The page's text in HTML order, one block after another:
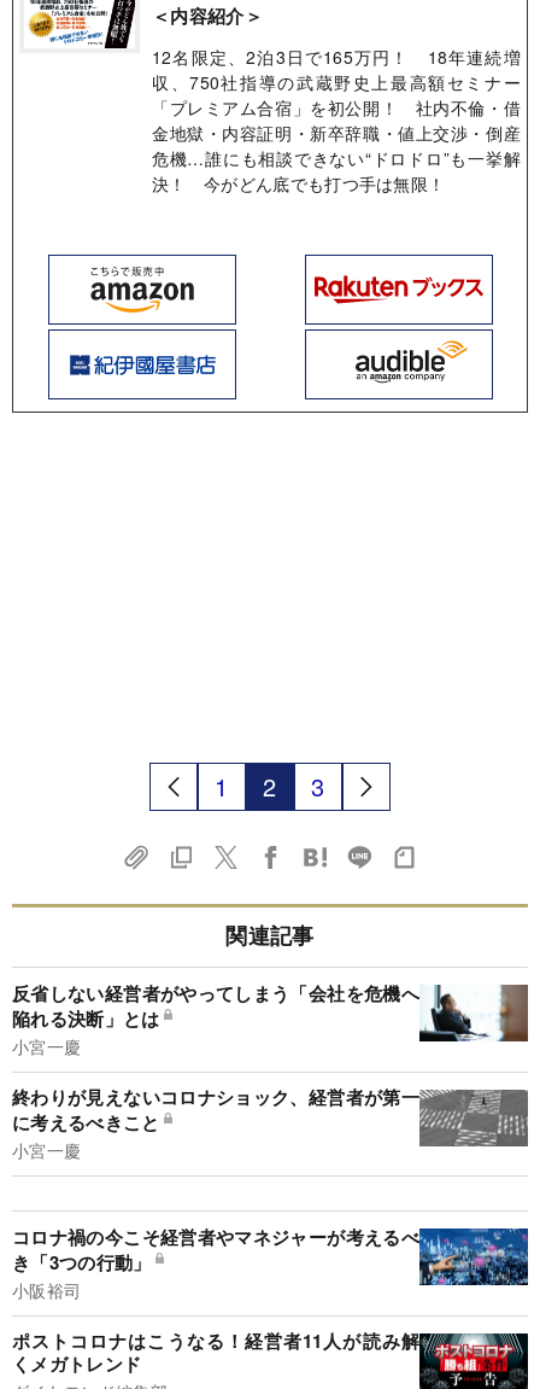
＜内容紹介＞
12名限定、2泊3日で165万円！ 18年連続増
収、750社指導の武蔵野史上最高額セミナー
「プレミアム合宿」を初公開！ 社内不倫・借
金地獄・内容証明・新卒辞職・値上交渉・倒産
危機…誰にも相談できない“ドロドロ”も一挙解
決！ 今がどん底でも打つ手は無限！
1 2 3
関連記事
反省しない経営者がやってしまう「会社を危機へ
陥れる決断」とは
小宮一慶
終わりが見えないコロナショック、経営者が第一
に考えるべきこと
小宮一慶
コロナ禍の今こそ経営者やマネジャーが考えるべ
き「3つの行動」
小阪裕司
ポストコロナはこうなる！経営者11人が読み解
くメガトレンド